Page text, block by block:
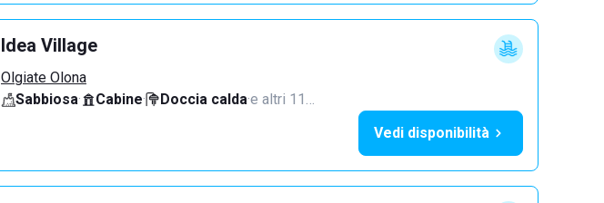
Idea Village
Olgiate Olona
Sabbiosa· Cabine· Doccia calda·e altri 11…
Vedi disponibilità